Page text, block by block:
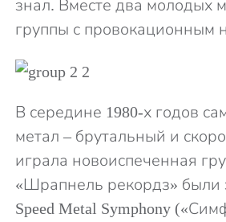
знал. Вместе два молодых
группы с провокационным
В середине 1980-х годов
метал – брутальный и
играла новоиспеченная
«Шрапнель рекордз» были
Speed Metal Symphony